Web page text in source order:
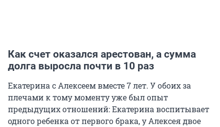
Как счет оказался арестован, а сумма
долга выросла почти в 10 раз
Екатерина с Алексеем вместе 7 лет. У обоих за
плечами к тому моменту уже был опыт
предыдущих отношений: Екатерина воспитывает
одного ребенка от первого брака, у Алексея двое